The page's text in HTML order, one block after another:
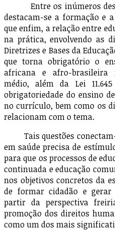
Entre os inúmeros
destacam-se a formação e
que enfim, a relação entre
na prática, envolvendo as
Diretrizes e Bases da
que torna obrigatório o
africana e afro-brasileira
médio, além da Lei
obrigatoriedade do ensino
no currículo, bem como os
relacionam com o tema.
Tais questões conectam-
em saúde precisa de
para que os processos de
continuada e educação
nos objetivos concretos da
de formar cidadão e gerar
partir da perspectiva
promoção dos direitos
como um dos mais